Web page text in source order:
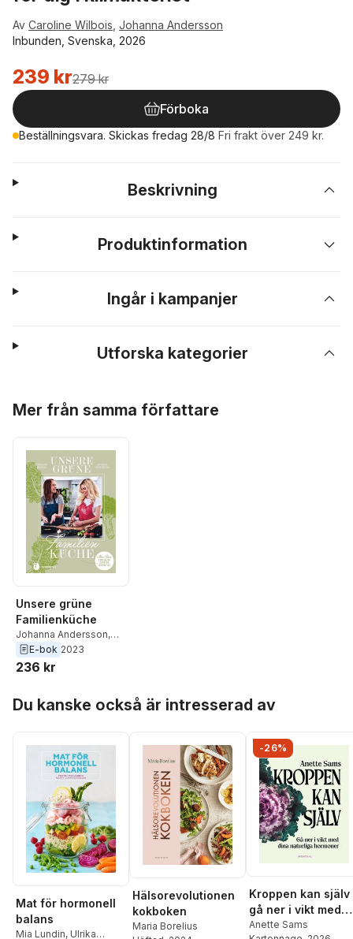
Av Caroline Wilbois Johanna Andersson
Inbunden, Svenska, 2026
239 kr279 kr
Förboka
Beställningsvara. Skickas fredag 28/8 Fri frakt över 249 kr.
Beskrivning
Produktinformation
Ingår i kampanjer
Utforska kategorier
Mer från samma författare
Unsere grüne
Familienküche
Johanna Andersson,
Caroline Wilbois
E-bok 2023
236 kr
Du kanske också är intresserad av
Mat för hormonell
balans
Mia Lundin, Ulrika
Hälsorevolutionen
kokboken
Maria Borelius
-26%
Kroppen kan själv
gå ner i vikt med
dina naturliga
Anette Sams